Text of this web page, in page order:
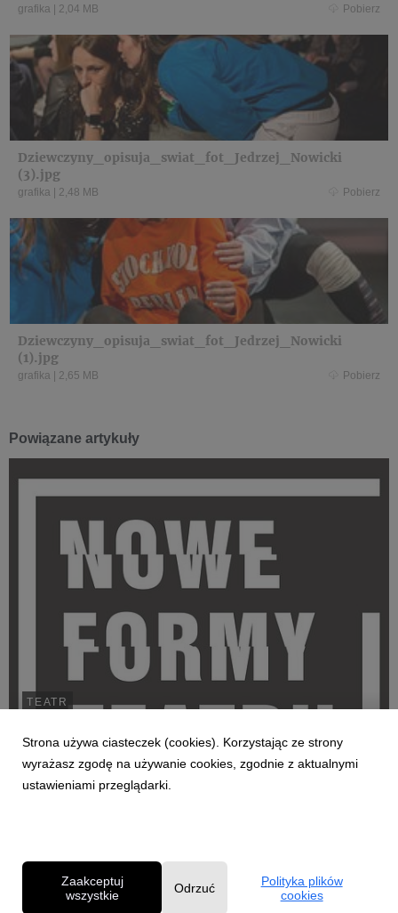
grafika | 2,04 MB Pobierz
Dziewczyny_opisuja_swiat_fot_Jedrzej_Nowicki
(3).jpg
grafika | 2,48 MB Pobierz
Dziewczyny_opisuja_swiat_fot_Jedrzej_Nowicki
(1).jpg
grafika | 2,65 MB Pobierz
Powiązane artykuły
TEATR
1 października 2019
Rusza nowy międzynarodowy projekt artystyczny
Mazowieckiego Instytutu Kultury. 8 października wykład
Futurists Foundation ...
Strona używa ciasteczek (cookies). Korzystając ze strony
wyrażasz zgodę na używanie cookies, zgodnie z aktualnymi
ustawieniami przeglądarki.
Zaakceptuj
wszystkie
Odrzuć
Polityka plików
cookies